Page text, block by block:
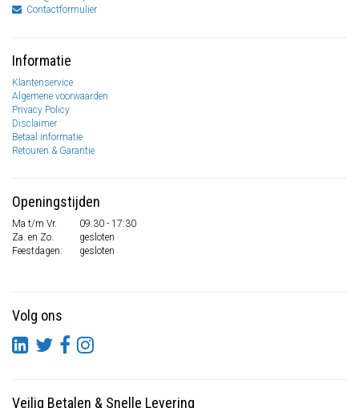
Contactformulier
Informatie
Klantenservice
Algemene voorwaarden
Privacy Policy
Disclaimer
Betaal informatie
Retouren & Garantie
Openingstijden
Ma t/m Vr.
09:30 - 17:30
Za. en Zo.
gesloten
Feestdagen:
gesloten
Volg ons
Veilig Betalen & Snelle Levering